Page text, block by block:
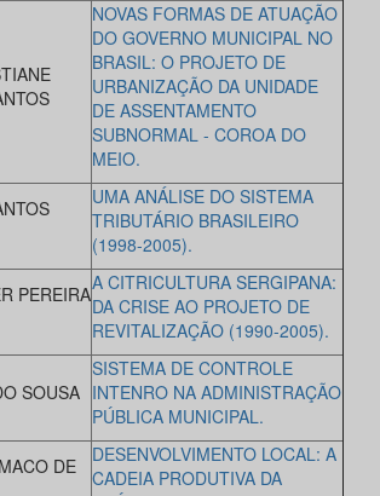
NOVAS FORMAS DE ATUAÇÃO
DO GOVERNO MUNICIPAL NO
BRASIL: O PROJETO DE
URBANIZAÇÃO DA UNIDADE
DE ASSENTAMENTO
SUBNORMAL - COROA DO
MEIO.
UMA ANÁLISE DO SISTEMA
TRIBUTÁRIO BRASILEIRO
(1998-2005).
PEREIRAA CITRICULTURA SERGIPANA:
DA CRISE AO PROJETO DE
REVITALIZAÇÃO (1990-2005).
SOUSA
SISTEMA DE CONTROLE
INTENRO NA ADMINISTRAÇÃO
PÚBLICA MUNICIPAL.
DE
DESENVOLVIMENTO LOCAL: A
CADEIA PRODUTIVA DA